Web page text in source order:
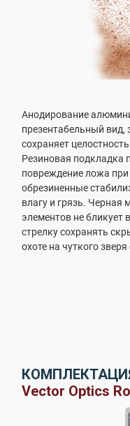
Анодирование
презентабельный вид,
сохраняет
Резиновая подкладка
повреждение ложа
обрезиненные
влагу и грязь. Черная
элементов не бликует
стрелку сохранять
охоте на чуткого
Vector Optics